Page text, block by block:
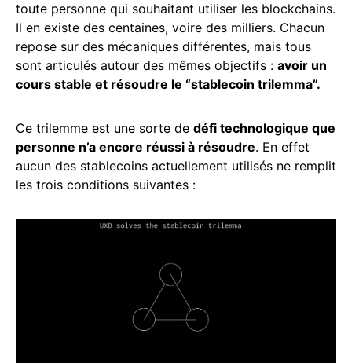
toute personne qui souhaitant utiliser les blockchains.
Il en existe des centaines, voire des milliers. Chacun
repose sur des mécaniques différentes, mais tous
sont articulés autour des mêmes objectifs : avoir un
cours stable et résoudre le “stablecoin trilemma”.
Ce trilemme est une sorte de défi technologique que
personne n’a encore réussi à résoudre. En effet
aucun des stablecoins actuellement utilisés ne remplit
les trois conditions suivantes :